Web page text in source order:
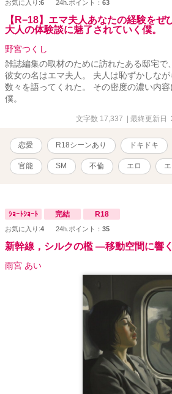
お気に入り:6 24h.ポイント： 63
【R−18】エマ夫人あなたの経験をぜ
大人の体験談に魅了されていく僕。
野宮つくし
雑誌編集の取材のために訪れたある邸宅で
彼女の名はエマ夫人。 夫人は恥ずかしな
数々を語ってくれた。 その密度の濃い内容
僕。
文字数 17,337 | 最終更新日
恋愛 R18シーンあり ドキドキ
官能 SM 不倫 エロ
ｼｮｰﾄｼｮｰﾄ 完結 R18
お気に入り:4 24h.ポイント： 35
新幹線，シルクの檻 ―移動空間に響
雨宮 あい